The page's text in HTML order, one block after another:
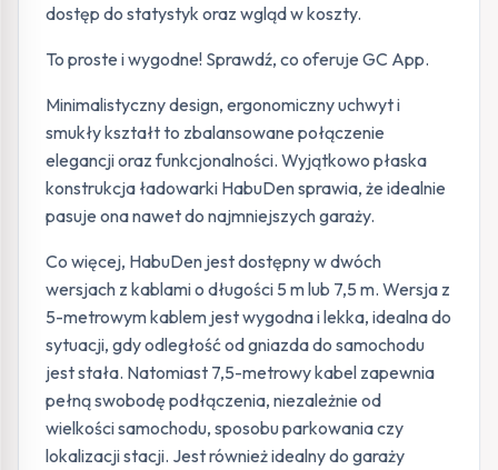
dostęp do statystyk oraz wgląd w koszty.
To proste i wygodne! Sprawdź, co oferuje GC App.
Minimalistyczny design, ergonomiczny uchwyt i
smukły kształt to zbalansowane połączenie
elegancji oraz funkcjonalności. Wyjątkowo płaska
konstrukcja ładowarki HabuDen sprawia, że idealnie
pasuje ona nawet do najmniejszych garaży.
Co więcej, HabuDen jest dostępny w dwóch
wersjach z kablami o długości 5 m lub 7,5 m. Wersja z
5-metrowym kablem jest wygodna i lekka, idealna do
sytuacji, gdy odległość od gniazda do samochodu
jest stała. Natomiast 7,5-metrowy kabel zapewnia
pełną swobodę podłączenia, niezależnie od
wielkości samochodu, sposobu parkowania czy
lokalizacji stacji. Jest również idealny do garaży